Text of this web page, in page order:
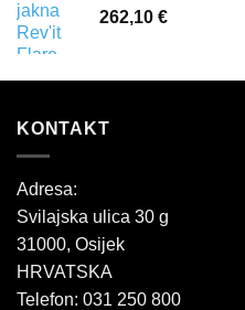
262,10 €
KONTAKT
Adresa:
Svilajska ulica 30 g
31000, Osijek
HRVATSKA
Telefon: 031 250 800